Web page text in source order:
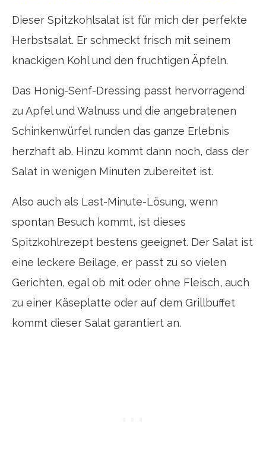
Dieser Spitzkohlsalat ist für mich der perfekte
Herbstsalat. Er schmeckt frisch mit seinem
knackigen Kohl und den fruchtigen Äpfeln.
Das Honig-Senf-Dressing passt hervorragend
zu Apfel und Walnuss und die angebratenen
Schinkenwürfel runden das ganze Erlebnis
herzhaft ab. Hinzu kommt dann noch, dass der
Salat in wenigen Minuten zubereitet ist.
Also auch als Last-Minute-Lösung, wenn
spontan Besuch kommt, ist dieses
Spitzkohlrezept bestens geeignet. Der Salat ist
eine leckere Beilage, er passt zu so vielen
Gerichten, egal ob mit oder ohne Fleisch, auch
zu einer Käseplatte oder auf dem Grillbuffet
kommt dieser Salat garantiert an.